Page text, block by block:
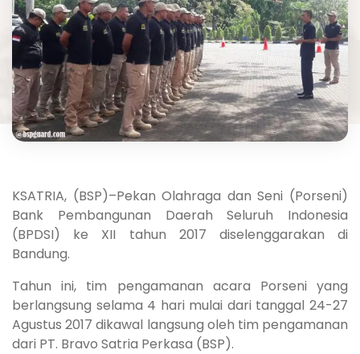
KSATRIA, (BSP)–Pekan Olahraga dan Seni (Porseni)
Bank Pembangunan Daerah Seluruh Indonesia
(BPDSI) ke XII tahun 2017 diselenggarakan di
Bandung.
Tahun ini, tim pengamanan acara Porseni yang
berlangsung selama 4 hari mulai dari tanggal 24-27
Agustus 2017 dikawal langsung oleh tim pengamanan
dari PT. Bravo Satria Perkasa (BSP).